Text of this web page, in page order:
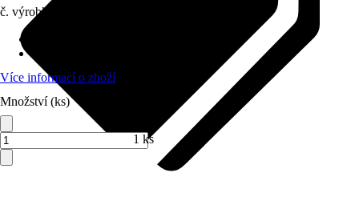
č. výrobku
Více informací o zboží
Množství (ks)
1 ks